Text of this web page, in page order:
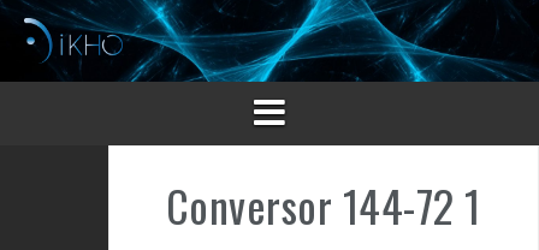
Saltar
contenido
Conversor 144-72 1